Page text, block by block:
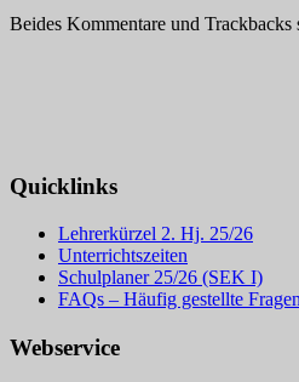
Beides Kommentare und Trackbacks
Quicklinks
Lehrerkürzel 2. Hj. 25/26
Unterrichtszeiten
Schulplaner 25/26 (SEK I)
FAQs – Häufig gestellte Fragen
Webservice